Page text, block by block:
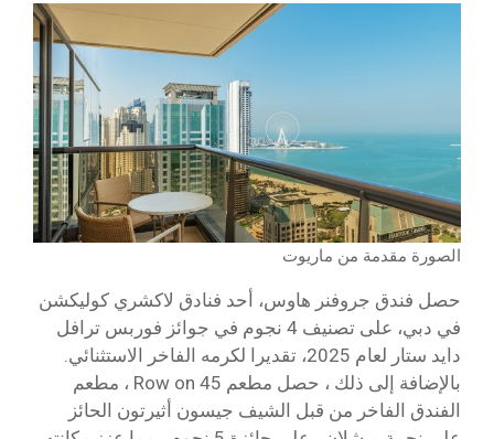
الصورة مقدمة من ماريوت
حصل فندق جروفنر هاوس، أحد فنادق لاكشري كوليكشن
في دبي، على تصنيف 4 نجوم في جوائز فوربس ترافل
دايد ستار لعام 2025، تقديرا لكرمه الفاخر الاستثنائي.
بالإضافة إلى ذلك ، حصل مطعم Row on 45 ، مطعم
الفندق الفاخر من قبل الشيف جيسون أثيرتون الحائز